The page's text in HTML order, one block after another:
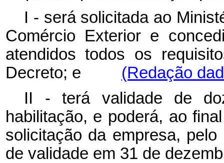
I - será solicitada ao
Comércio Exterior e
atendidos todos os
Decreto; e (Redação
II - terá validade de
habilitação, e poderá, ao
solicitação da empresa,
de validade em 31 de